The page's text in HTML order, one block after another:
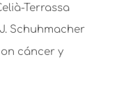
Terrassa
Schuhmacher
cáncer y